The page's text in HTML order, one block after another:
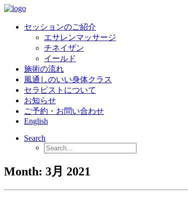
セッションのご紹介
エサレンマッサージ
チネイザン
イールド
施術の流れ
風通しのいい身体クラス
セラピストについて
お知らせ
ご予約・お問い合わせ
English
Search
Month: 3月 2021